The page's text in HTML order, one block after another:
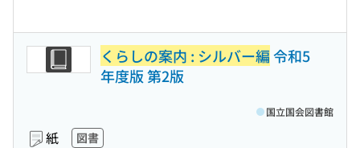
くらしの案内 : シルバー編令和5
年度版 第2版
紙 図書
国立国会図書館